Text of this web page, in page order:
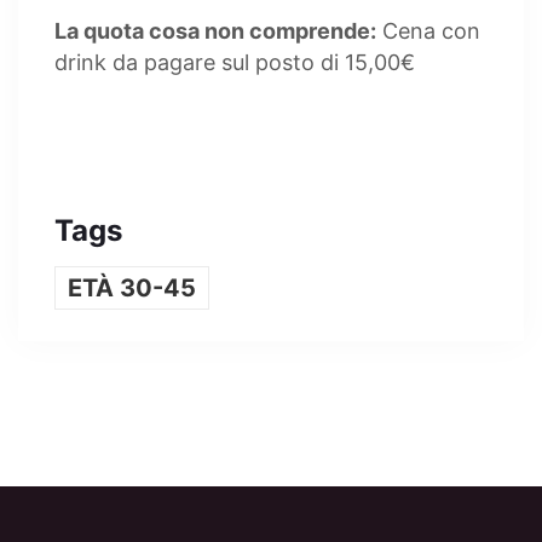
La quota cosa non comprende: Cena con
drink da pagare sul posto di 15,00€
Tags
ETÀ 30-45